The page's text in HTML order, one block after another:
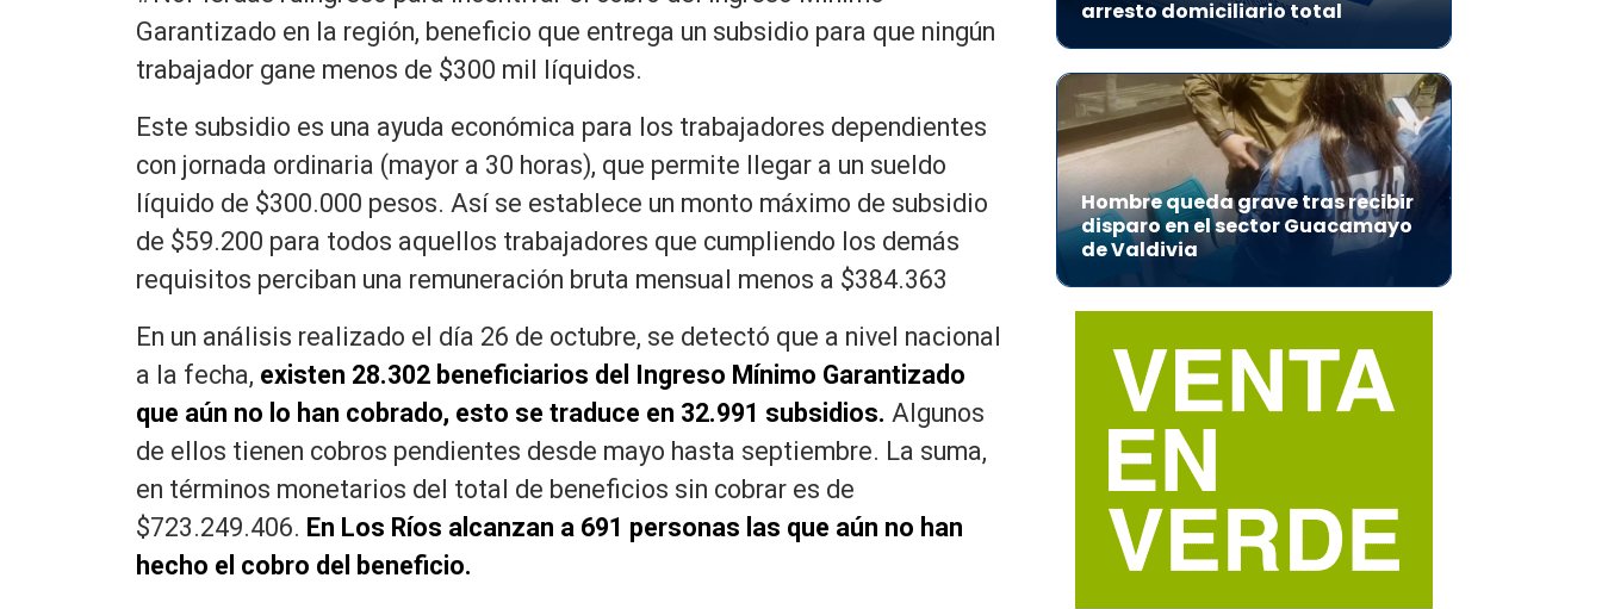
Garantizado en la región, beneficio que entrega un subsidio para que ningún
trabajador gane menos de $300 mil líquidos.
Este subsidio es una ayuda económica para los trabajadores dependientes
con jornada ordinaria (mayor a 30 horas), que permite llegar a un sueldo
líquido de $300.000 pesos. Así se establece un monto máximo de subsidio
de $59.200 para todos aquellos trabajadores que cumpliendo los demás
requisitos perciban una remuneración bruta mensual menos a $384.363
En un análisis realizado el día 26 de octubre, se detectó que a nivel nacional
a la fecha, existen 28.302 beneficiarios del Ingreso Mínimo Garantizado
que aún no lo han cobrado, esto se traduce en 32.991 subsidios. Algunos
de ellos tienen cobros pendientes desde mayo hasta septiembre. La suma,
en términos monetarios del total de beneficios sin cobrar es de
$723.249.406. En Los Ríos alcanzan a 691 personas las que aún no han
hecho el cobro del beneficio.
arresto domiciliario total
Hombre queda grave tras recibir
disparo en el sector Guacamayo
de Valdivia